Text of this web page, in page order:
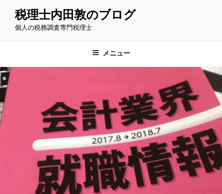
ス
キ
ッ
プ
税理士内田敦のブログ
個人の税務調査専門税理士
メニュー